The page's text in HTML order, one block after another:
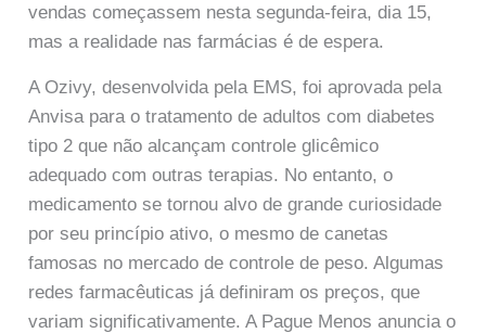
vendas começassem nesta segunda-feira, dia 15,
mas a realidade nas farmácias é de espera.
A Ozivy, desenvolvida pela EMS, foi aprovada pela
Anvisa para o tratamento de adultos com diabetes
tipo 2 que não alcançam controle glicêmico
adequado com outras terapias. No entanto, o
medicamento se tornou alvo de grande curiosidade
por seu princípio ativo, o mesmo de canetas
famosas no mercado de controle de peso. Algumas
redes farmacêuticas já definiram os preços, que
variam significativamente. A Pague Menos anuncia o